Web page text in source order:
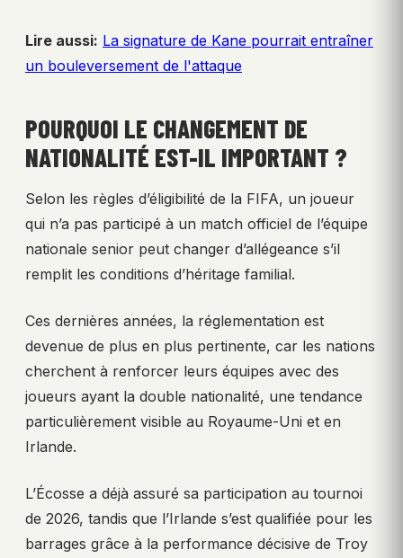
Lire aussi: La signature de Kane pourrait entraîner
un bouleversement de l'attaque
POURQUOI LE CHANGEMENT DE
NATIONALITÉ EST-IL IMPORTANT ?
Selon les règles d’éligibilité de la FIFA, un joueur
qui n’a pas participé à un match officiel de l’équipe
nationale senior peut changer d’allégeance s’il
remplit les conditions d’héritage familial.
Ces dernières années, la réglementation est
devenue de plus en plus pertinente, car les nations
cherchent à renforcer leurs équipes avec des
joueurs ayant la double nationalité, une tendance
particulièrement visible au Royaume-Uni et en
Irlande.
L’Écosse a déjà assuré sa participation au tournoi
de 2026, tandis que l’Irlande s’est qualifiée pour les
barrages grâce à la performance décisive de Troy